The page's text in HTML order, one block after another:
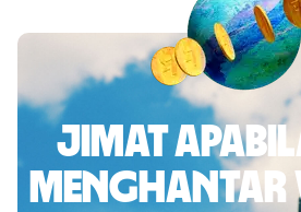
Jimat
menghantar